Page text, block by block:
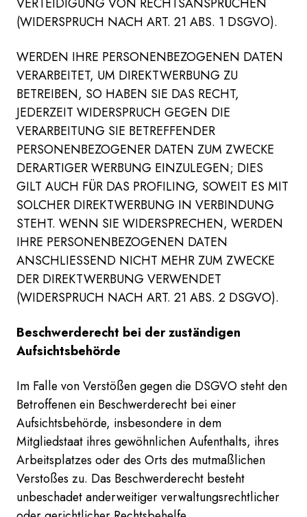
(WIDERSPRUCH NACH ART. 21 ABS. 1 DSGVO).
WERDEN IHRE PERSONENBEZOGENEN DATEN
VERARBEITET, UM DIREKTWERBUNG ZU
BETREIBEN, SO HABEN SIE DAS RECHT,
JEDERZEIT WIDERSPRUCH GEGEN DIE
VERARBEITUNG SIE BETREFFENDER
PERSONENBEZOGENER DATEN ZUM ZWECKE
DERARTIGER WERBUNG EINZULEGEN; DIES
GILT AUCH FÜR DAS PROFILING, SOWEIT ES MIT
SOLCHER DIREKTWERBUNG IN VERBINDUNG
STEHT. WENN SIE WIDERSPRECHEN, WERDEN
IHRE PERSONENBEZOGENEN DATEN
ANSCHLIESSEND NICHT MEHR ZUM ZWECKE
DER DIREKTWERBUNG VERWENDET
(WIDERSPRUCH NACH ART. 21 ABS. 2 DSGVO).
Beschwerde­recht bei der zuständigen
Aufsichts­behörde
Im Falle von Verstößen gegen die DSGVO steht den
Betroffenen ein Beschwerderecht bei einer
Aufsichtsbehörde, insbesondere in dem
Mitgliedstaat ihres gewöhnlichen Aufenthalts, ihres
Arbeitsplatzes oder des Orts des mutmaßlichen
Verstoßes zu. Das Beschwerderecht besteht
unbeschadet anderweitiger verwaltungsrechtlicher